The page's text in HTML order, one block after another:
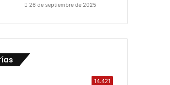
26 de septiembre de 2025
14.421